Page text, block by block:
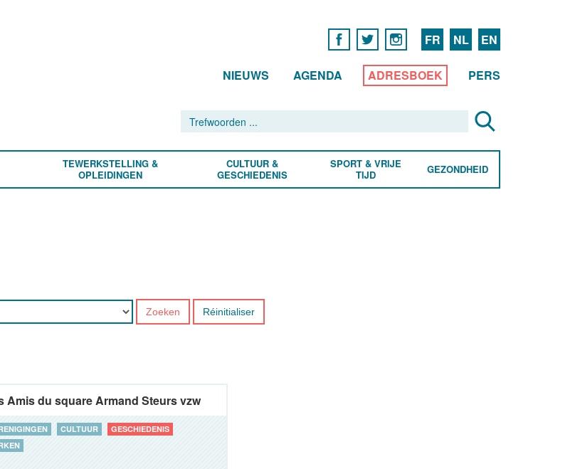
FR NL EN
NIEUWS AGENDA ADRESBOEK PERS
TEWERKSTELLING &
OPLEIDINGEN
CULTUUR &
GESCHIEDENIS
SPORT & VRIJE
TIJD
GEZONDHEID
Zoeken Réinitialiser
Amis du square Armand Steurs vzw
CULTUUR
GESCHIEDENIS